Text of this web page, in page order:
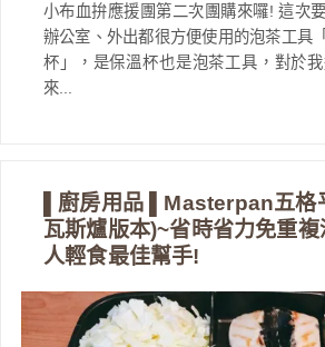
小布血拚應援團第二次團購來囉! 這次
辦公室、外出都很方便使用的泡茶工具
杯」，是保溫杯也是泡茶工具，對於
來...
▌廚房用品 ▌Masterpan五格
瓦斯爐版本)~省時省力免重
人輕食最佳幫手!